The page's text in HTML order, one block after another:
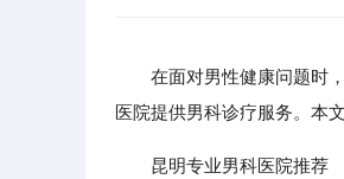
在面对男性健康问题时
医院提供男科诊疗服务。本
昆明专业男科医院推荐